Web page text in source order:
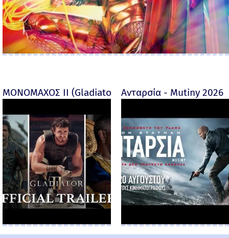
ΜΟΝΟΜΑΧΟΣ ΙΙ (Gladiator II) -Ανταρσία - Mutiny 2026